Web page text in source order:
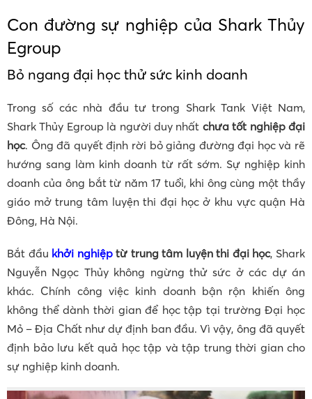
Con đường sự nghiệp của Shark Thủy
Egroup
Bỏ ngang đại học thử sức kinh doanh
Trong số các nhà đầu tư trong Shark Tank Việt Nam,
Shark Thủy Egroup là người duy nhất chưa tốt nghiệp đại
học. Ông đã quyết định rời bỏ giảng đường đại học và rẽ
hướng sang làm kinh doanh từ rất sớm. Sự nghiệp kinh
doanh của ông bắt từ năm 17 tuổi, khi ông cùng một thầy
giáo mở trung tâm luyện thi đại học ở khu vực quận Hà
Đông, Hà Nội.
Bắt đầu khởi nghiệptừ trung tâm luyện thi đại học, Shark
Nguyễn Ngọc Thủy không ngừng thử sức ở các dự án
khác. Chính công việc kinh doanh bận rộn khiến ông
không thể dành thời gian để học tập tại trường Đại học
Mỏ – Địa Chất như dự định ban đầu. Vì vậy, ông đã quyết
định bảo lưu kết quả học tập và tập trung thời gian cho
sự nghiệp kinh doanh.